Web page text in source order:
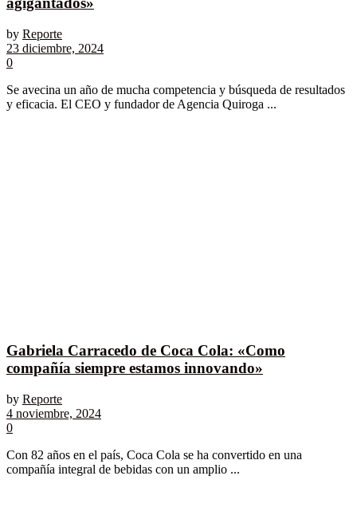
by Reporte
23 diciembre, 2024
0
Se avecina un año de mucha competencia y búsqueda de resultados
y eficacia. El CEO y fundador de Agencia Quiroga ...
Gabriela Carracedo de Coca Cola: «Como
compañía siempre estamos innovando»
by Reporte
4 noviembre, 2024
0
Con 82 años en el país, Coca Cola se ha convertido en una
compañía integral de bebidas con un amplio ...